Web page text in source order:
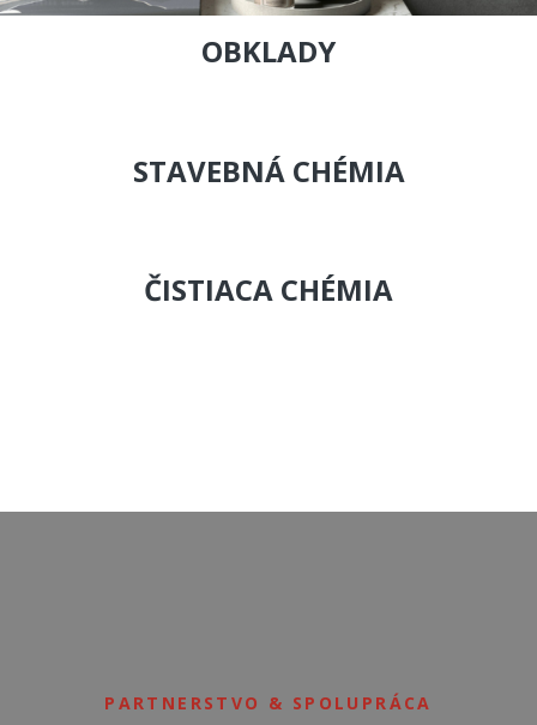
OBKLADY
STAVEBNÁ CHÉMIA
ČISTIACA CHÉMIA
PARTNERSTVO & SPOLUPRÁCA